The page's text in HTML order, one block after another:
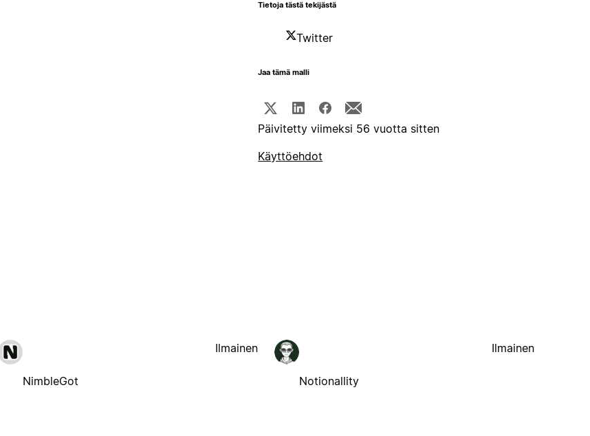
Tietoja tästä tekijästä
Twitter
Jaa tämä malli
Päivitetty viimeksi 56 vuotta sitten
Käyttöehdot
NimbleGot
Ilmainen
Notionallity
Ilmainen